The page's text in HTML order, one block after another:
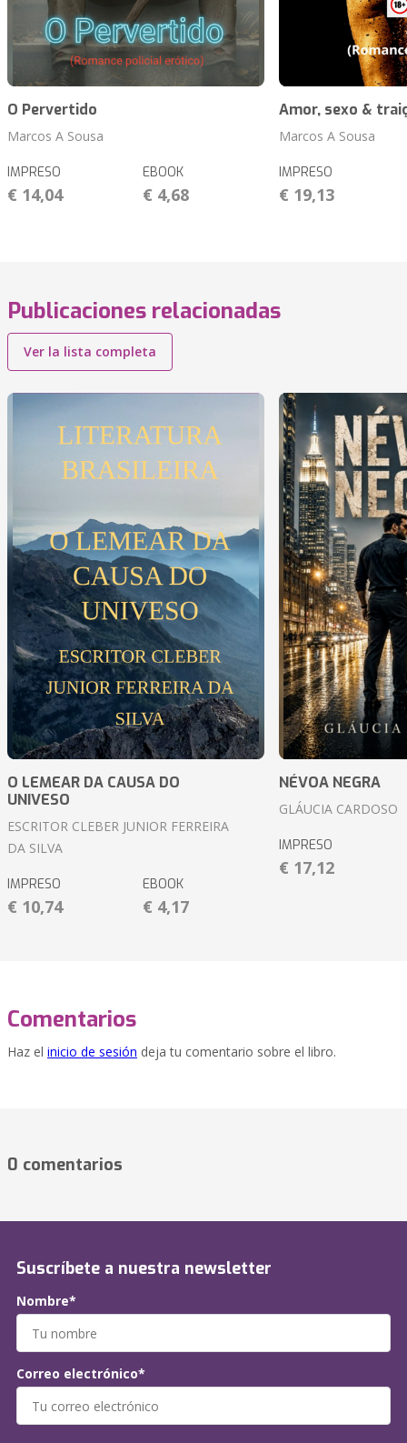
O Pervertido
Marcos A Sousa
IMPRESO
€ 14,04
EBOOK
€ 4,68
Amor, sexo &
Marcos A Sousa
IMPRESO
€ 19,13
Publicaciones relacionadas
Ver la lista completa
O LEMEAR DA CAUSA DO
UNIVESO
ESCRITOR CLEBER JUNIOR FERREIRA
DA SILVA
IMPRESO
€ 10,74
EBOOK
€ 4,17
NÉVOA NEGRA
GLÁUCIA CARDOSO
IMPRESO
€ 17,12
Comentarios
Haz el inicio de sesión deja tu comentario sobre el libro.
0 comentarios
Suscríbete a nuestra newsletter
Nombre*
Correo electrónico*